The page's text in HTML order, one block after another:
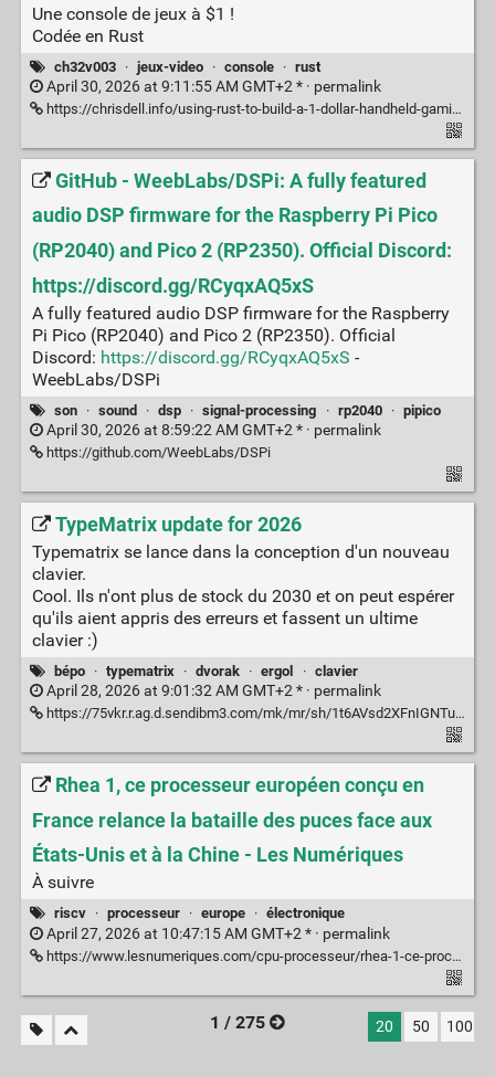
Une console de jeux à $1 !
Codée en Rust
ch32v003 · jeux-video · console · rust
April 30, 2026 at 9:11:55 AM GMT+2 * · permalink
https://chrisdell.info/using-rust-to-build-a-1-dollar-handheld-gaming-console/
GitHub - WeebLabs/DSPi: A fully featured
audio DSP firmware for the Raspberry Pi Pico
(RP2040) and Pico 2 (RP2350). Official Discord:
https://discord.gg/RCyqxAQ5xS
A fully featured audio DSP firmware for the Raspberry
Pi Pico (RP2040) and Pico 2 (RP2350). Official
Discord: https://discord.gg/RCyqxAQ5xS -
WeebLabs/DSPi
son · sound · dsp · signal-processing · rp2040 · pipico
April 30, 2026 at 8:59:22 AM GMT+2 * · permalink
https://github.com/WeebLabs/DSPi
TypeMatrix update for 2026
Typematrix se lance dans la conception d'un nouveau
clavier.
Cool. Ils n'ont plus de stock du 2030 et on peut espérer
qu'ils aient appris des erreurs et fassent un ultime
clavier :)
bépo · typematrix · dvorak · ergol · clavier
April 28, 2026 at 9:01:32 AM GMT+2 * · permalink
https://75vkr.r.ag.d.sendibm3.com/mk/mr/sh/1t6AVsd2XFnIGNTuc7iD2cKFCyJ7qO/FfS5I-xZBvA4
Rhea 1, ce processeur européen conçu en
France relance la bataille des puces face aux
États-Unis et à la Chine - Les Numériques
À suivre
riscv · processeur · europe · électronique
April 27, 2026 at 10:47:15 AM GMT+2 * · permalink
https://www.lesnumeriques.com/cpu-processeur/rhea-1-ce-processeur-europeen-concu-en-france-relance-la-bataille-des-puces-face-aux-etats-unis-et-a-la-chine-n239589.html
1 / 275 20 50 100